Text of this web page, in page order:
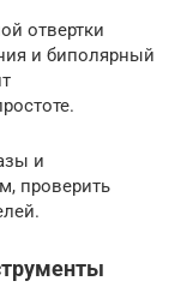
отвертки
и биполярный
и
проверить